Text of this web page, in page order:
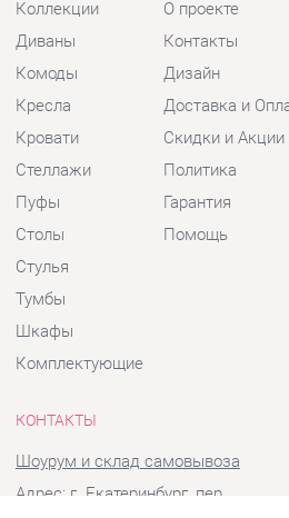
Комоды
Кресла
Кровати
Стеллажи
Пуфы
Столы
Стулья
Тумбы
Шкафы
Комплектующие
Дизайн
Доставка и Оплата
Скидки и Акции
Политика
Гарантия
Помощь
КОНТАКТЫ
Адрес: г. Екатеринбург, пер.
Телефон: +7 (903) 000-00-00